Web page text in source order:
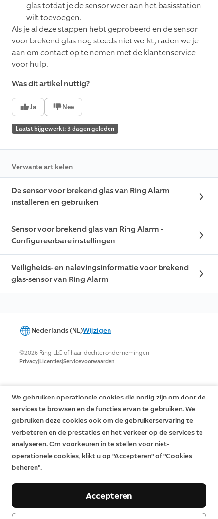
glas totdat je de sensor weer aan het basisstation
wilt toevoegen.
Als je al deze stappen hebt geprobeerd en de sensor
voor brekend glas nog steeds niet werkt, raden we je
aan om contact op te nemen met de klantenservice
voor hulp.
Was dit artikel nuttig?
Ja Nee
Laatst bijgewerkt: 3 dagen geleden
Verwante artikelen
De sensor voor brekend glas van Ring Alarm
installeren en gebruiken
Sensor voor brekend glas van Ring Alarm -
Configureerbare instellingen
Veiligheids- en nalevingsinformatie voor brekend
glas-sensor van Ring Alarm
Nederlands (NL)Wijzigen
©2026 Ring LLC of haar dochterondernemingen
Privacy|Licenties|Servicevoorwaarden
We gebruiken operationele cookies die nodig zijn om door de
services te browsen en de functies ervan te gebruiken. We
gebruiken deze cookies ook om de gebruikerservaring te
verbeteren en de prestaties en het verkeer op de services te
analyseren. Om voorkeuren in te stellen voor niet-
operationele cookies, klikt u op "Accepteren" of "Cookies
beheren".
Accepteren